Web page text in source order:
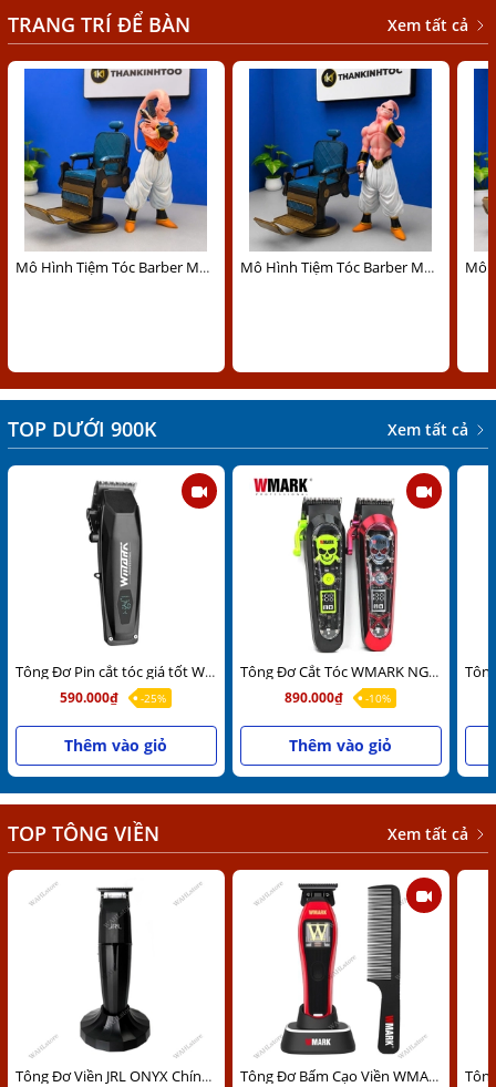
TRANG TRÍ ĐỂ BÀN Xem tất cả
Mô Hình Tiệm Tóc Barber Mabu Decor Siêu Ngầu Cao 30cm Mô Hình Tiệm Tóc Barber Mabu Gầy Siêu Ngầu Cao 27cm
TOP DƯỚI 900K Xem tất cả
Tông Đơ Pin cắt tóc giá tốt Wmark NG-125 Chính Hãng
590.000₫
-25%
Thêm vào giỏ
Tông Đơ Cắt Tóc WMARK NG-130 Sạc Wireless Chuyên hớt lược, đi khung
890.000₫
-10%
Thêm vào giỏ
TOP TÔNG VIỀN Xem tất cả
Tông Đơ Viền JRL ONYX Chính Hãng USA
Tông Đơ Bấm Cạo Viền WMARK NG-XT1 Chính Hãng